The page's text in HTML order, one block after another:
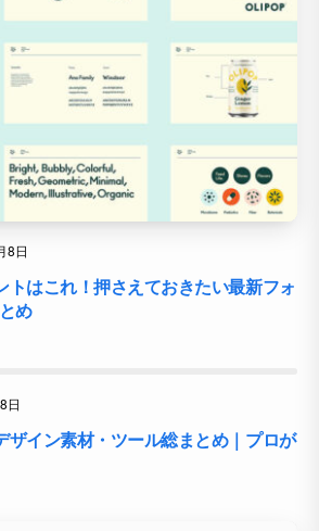
8日
トはこれ！押さえておきたい最新フォ
め
日
ザイン素材・ツール総まとめ｜プロが